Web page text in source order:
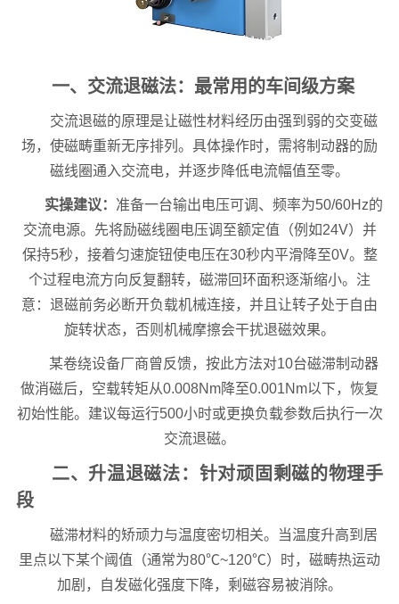
一、交流退磁法：最常用的车间级方案
交流退磁的原理是让磁性材料经历由强到弱的交变磁
场，使磁畴重新无序排列。具体操作时，需将制动器的励
磁线圈通入交流电，并逐步降低电流幅值至零。
实操建议： 准备一台输出电压可调、频率为50/60Hz的
交流电源。先将励磁线圈电压调至额定值（例如24V）并
保持5秒，接着匀速旋钮使电压在30秒内平滑降至0V。整
个过程电流方向反复翻转，磁滞回环面积逐渐缩小。注
意：退磁前务必断开负载机械连接，并且让转子处于自由
旋转状态，否则机械摩擦会干扰退磁效果。
某卷绕设备厂商曾反馈，按此方法对10台磁滞制动器
做消磁后，空载转矩从0.008Nm降至0.001Nm以下，恢复
初始性能。建议每运行500小时或更换负载参数后执行一次
交流退磁。
二、升温退磁法：针对顽固剩磁的物理手
段
磁滞材料的矫顽力与温度密切相关。当温度升高到居
里点以下某个阈值（通常为80℃~120℃）时，磁畴热运动
加剧，自发磁化强度下降，剩磁容易被消除。